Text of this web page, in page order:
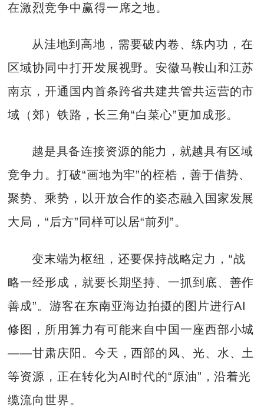
在激烈竞争中赢得一席之地。
从洼地到高地，需要破内卷、练内功，在
区域协同中打开发展视野。安徽马鞍山和江苏
南京，开通国内首条跨省共建共管共运营的市
域（郊）铁路，长三角“白菜心”更加成形。
越是具备连接资源的能力，就越具有区域
竞争力。打破“画地为牢”的桎梏，善于借势、
聚势、乘势，以开放合作的姿态融入国家发展
大局，“后方”同样可以居“前列”。
变末端为枢纽，还要保持战略定力，“战
略一经形成，就要长期坚持、一抓到底、善作
善成”。游客在东南亚海边拍摄的图片进行AI
修图，所用算力有可能来自中国一座西部小城
——甘肃庆阳。今天，西部的风、光、水、土
等资源，正在转化为AI时代的“原油”，沿着光
缆流向世界。